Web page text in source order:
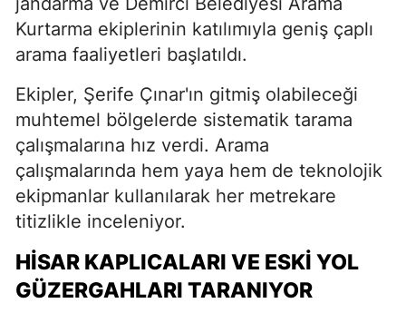
Kurtarma ekiplerinin katılımıyla geniş çaplı
arama faaliyetleri başlatıldı.
Ekipler, Şerife Çınar'ın gitmiş olabileceği
muhtemel bölgelerde sistematik tarama
çalışmalarına hız verdi. Arama
çalışmalarında hem yaya hem de teknolojik
ekipmanlar kullanılarak her metrekare
titizlikle inceleniyor.
HİSAR KAPLICALARI VE ESKİ YOL
GÜZERGAHLARI TARANIYOR